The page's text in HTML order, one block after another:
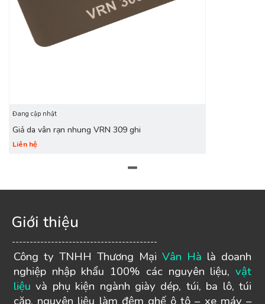
Đang cập nhật
Giả da vân rạn nhung VRN 309 ghi
Liên hệ
Giới thiệu
-----------------------------------------
Công ty TNHH Thương Mại Vân Hà là doanh
nghiệp nhập khẩu 100% các nguyên liệu, vật
liệu và phụ kiện ngành giày dép, túi, ba lô, túi